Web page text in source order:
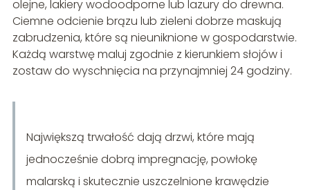
olejne, lakiery wodoodporne lub lazury do drewna.
Ciemne odcienie brązu lub zieleni dobrze maskują
zabrudzenia, które są nieuniknione w gospodarstwie.
Każdą warstwę maluj zgodnie z kierunkiem słojów i
zostaw do wyschnięcia na przynajmniej 24 godziny.
Największą trwałość dają drzwi, które mają
jednocześnie dobrą impregnację, powłokę
malarską i skutecznie uszczelnione krawędzie